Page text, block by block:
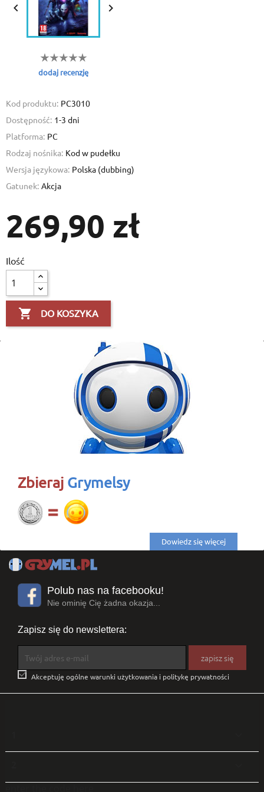
 
dodaj recenzję
Kod produktu: PC3010
Dostępność: 1-3 dni
Platforma: PC
Rodzaj nośnika: Kod w pudełku
Wersja językowa: Polska (dubbing)
Gatunek: Akcja
269,90 zł
Ilość
 DO KOSZYKA
Zbieraj Grymelsy
Dowiedz się więcej
Polub nas na facebooku!
Nie ominię Cię żadna okazja...
Zapisz się do newslettera:
 Akceptuję ogólne warunki użytkowania i politykę prywatności